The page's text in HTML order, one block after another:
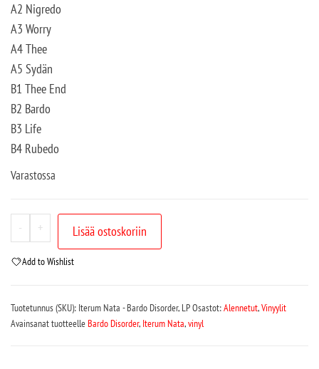
A2 Nigredo
A3 Worry
A4 Thee
A5 Sydän
B1 Thee End
B2 Bardo
B3 Life
B4 Rubedo
Varastossa
- + Lisää ostoskoriin
Add to Wishlist
Tuotetunnus (SKU): Iterum Nata - Bardo Disorder, LPOsastot:Alennetut,Vinyylit
Avainsanat tuotteelleBardo Disorder, Iterum Nata,vinyl